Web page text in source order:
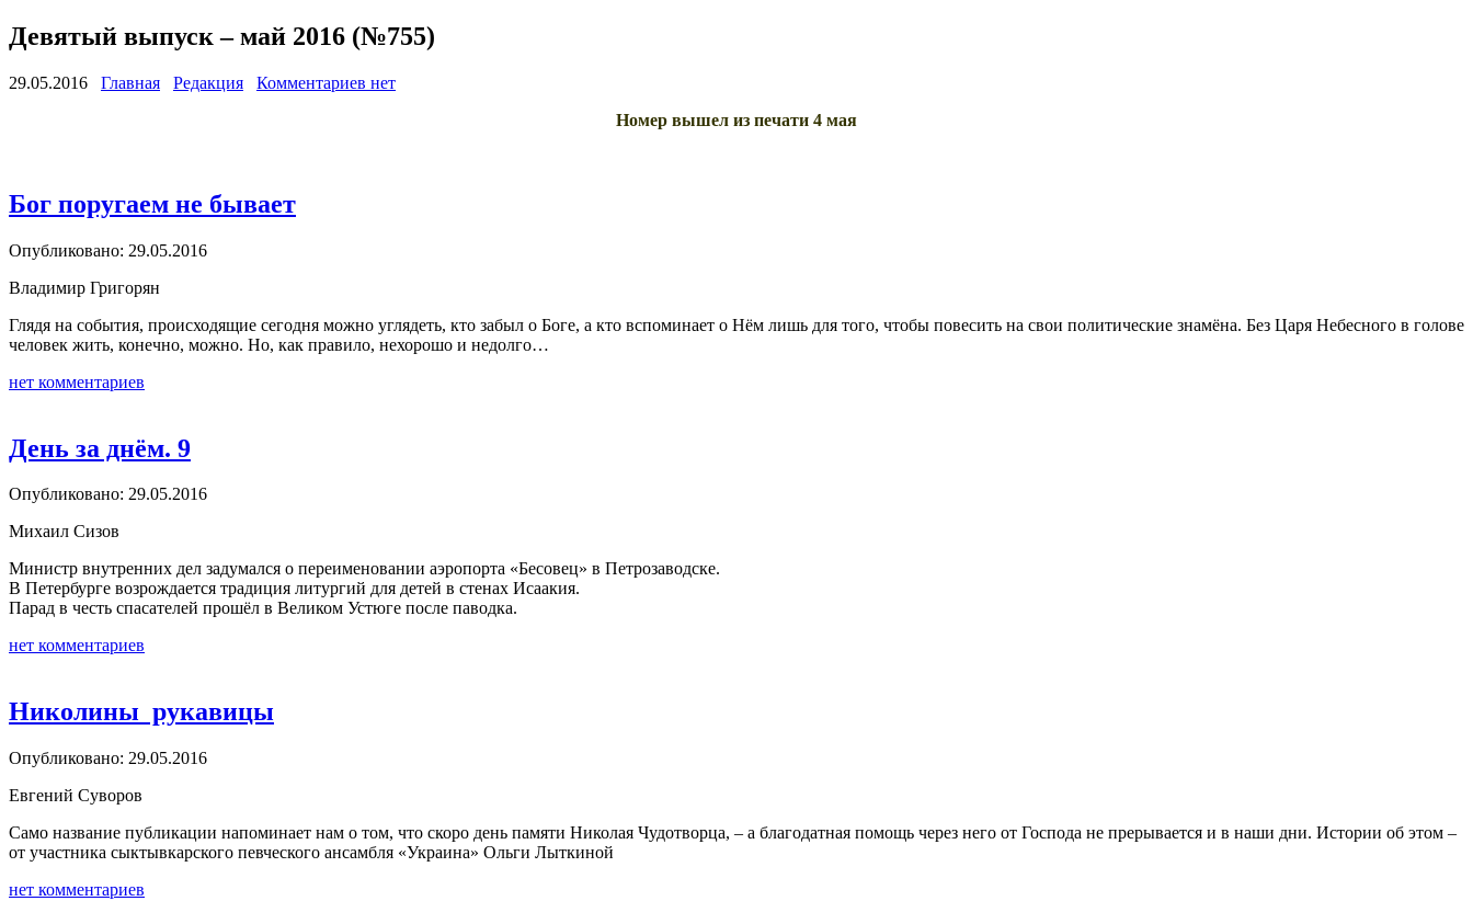
Девятый выпуск – май 2016 (№755)
29.05.2016 Главная Редакция
Комментариев нет
Номер вышел из печати 4 мая
Бог поругаем не бывает
Опубликовано: 29.05.2016
Владимир Григорян
Глядя на события, происходящие сегодня можно углядеть, кто забыл о Боге, а кто вспоминает о Нём лишь для того, чтобы повесить на свои политические знамёна. Без Царя Небесного в голове
человек жить, конечно, можно. Но, как правило, нехорошо и недолго…
нет комментариев
День за днём. 9
Опубликовано: 29.05.2016
Михаил Сизов
Министр внутренних дел задумался о переименовании аэропорта «Бесовец» в Петрозаводске.
В Петербурге возрождается традиция литургий для детей в стенах Исаакия.
Парад в честь спасателей прошёл в Великом Устюге после паводка.
нет комментариев
Николины рукавицы
Опубликовано: 29.05.2016
Евгений Суворов
Само название публикации напоминает нам о том, что скоро день памяти Николая Чудотворца, – а благодатная помощь через него от Господа не прерывается и в наши дни. Истории об этом –
от участника сыктывкарского певческого ансамбля «Украина» Ольги Лыткиной
нет комментариев